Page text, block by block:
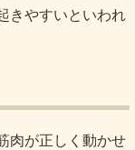
きやすいといわれ
肉が正しく動かせ